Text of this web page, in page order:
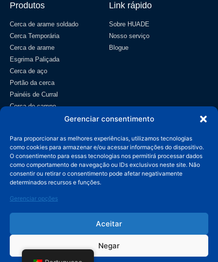
Gerenciar consentimento
Para proporcionar as melhores experiências, utilizamos tecnologias
como cookies para armazenar e/ou acessar informações do dispositivo.
O consentimento para essas tecnologias nos permitirá processar dados
como comportamento de navegação ou IDs exclusivos neste site. Não
consentir ou retirar o consentimento pode afetar negativamente
determinados recursos e funções.
Gerenciar opções
Aceitar
Negar
Produtos
Cerca de arame soldado
Cerca Temporária
Cerca de arame
Esgrima Paliçada
Cerca de aço
Portão da cerca
Painéis de Curral
Cerca de campo
Link rápido
Sobre HUADE
Nosso serviço
Blogue
Contato
info@wiremeshmfg.com
+86-180-3192-9999
© Copyright 2026 HUADE Fabricante. Todos os direitos reservados.